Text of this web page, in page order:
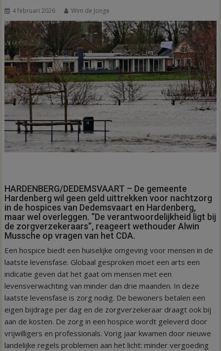
4 februari 2026 Wim de Jonge
HARDENBERG/DEDEMSVAART – De gemeente
Hardenberg wil geen geld uittrekken voor nachtzorg
in de hospices van Dedemsvaart en Hardenberg,
maar wel overleggen. “De verantwoordelijkheid ligt bij
de zorgverzekeraars”, reageert wethouder Alwin
Mussche op vragen van het CDA.
Een hospice biedt een huiselijke omgeving voor mensen in de
laatste levensfase. Globaal gesproken moet een arts een
indicatie geven dat het gaat om mensen met een
levensverwachting van minder dan drie maanden. In deze
laatste levensfase is zorg nodig. De bewoners betalen een
eigen bijdrage per dag en de zorgverzekeraar draagt ook bij
aan de kosten. De zorg in een hospice wordt geleverd door
vrijwilligers en professionals. Vorig jaar kwamen door nieuwe
landelijke regels problemen aan het licht: minder vergoeding